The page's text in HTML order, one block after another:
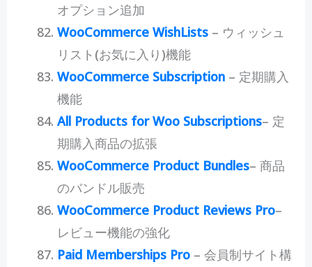
オプション追加
WooCommerce WishLists– ウィッシュ
リスト(お気に入り)機能
WooCommerce Subscription– 定期購入
機能
All Products for Woo Subscriptions– 定
期購入商品の拡張
WooCommerce Product Bundles– 商品
のバンドル販売
WooCommerce Product Reviews Pro–
レビュー機能の強化
Paid Memberships Pro– 会員制サイト構